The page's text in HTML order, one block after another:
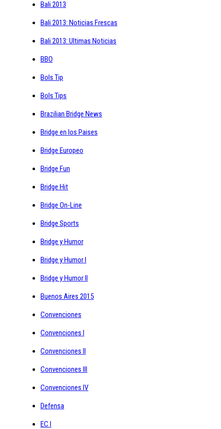
Bali 2013
Bali 2013: Noticias Frescas
Bali 2013: Ultimas Noticias
BBO
Bols Tip
Bols Tips
Brazilian Bridge News
Bridge en los Paises
Bridge Europeo
Bridge Fun
Bridge Hit
Bridge On-Line
Bridge Sports
Bridge y Humor
Bridge y Humor I
Bridge y Humor II
Buenos Aires 2015
Convenciones
Convenciones I
Convenciones II
Convenciones III
Convenciones IV
Defensa
EC I